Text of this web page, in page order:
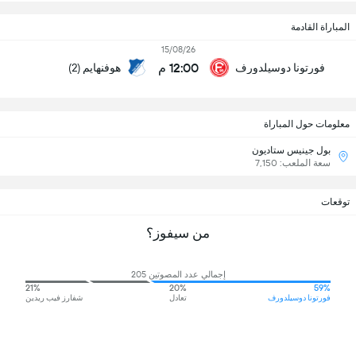
المباراة القادمة
فورتونا دوسيلدورف
15/08/26
12:00 م هوفنهايم (2)
معلومات حول المباراة
بول جينيس ستاديون
سعة الملعب: 7,150
توقعات
من سيفوز؟
إجمالي عدد المصوتين 205
59%
فورتونا دوسيلدورف
20%
تعادل
21%
شفارز فيب ريدين